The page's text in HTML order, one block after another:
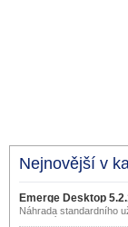
Nejnovější v
Emerge Desktop
Náhrada standardního
rozhraní Windows.